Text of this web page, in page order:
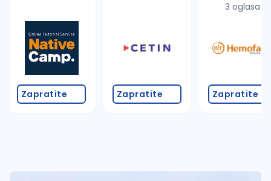
Zapratite Zapratite
3 oglasa
Zapratite